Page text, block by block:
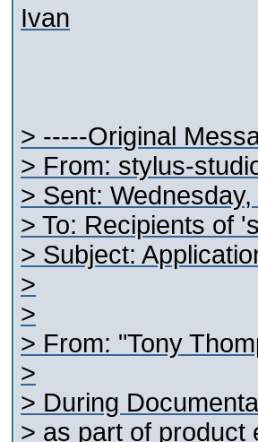
Ivan
> -----Original
> From: stylus-
> Sent:
> To: Recipients of
> Subject:
>
>
> From: "Tony
>
> During
> as part of product